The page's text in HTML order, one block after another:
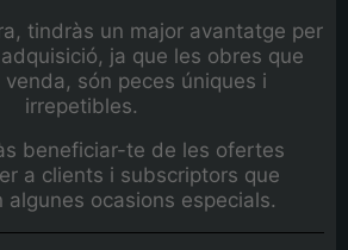
tindràs un major avantatge per
ja que les obres que
venda, són peces úniques i
irrepetibles.
beneficiar-te de les ofertes
a clients i subscriptors que
algunes ocasions especials.